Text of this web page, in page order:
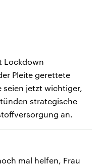
Lockdown
Pleite gerettete
seien jetzt wichtiger,
strategische
an.
mal helfen, Frau